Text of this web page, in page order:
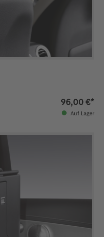
96,00 €*
Auf Lager